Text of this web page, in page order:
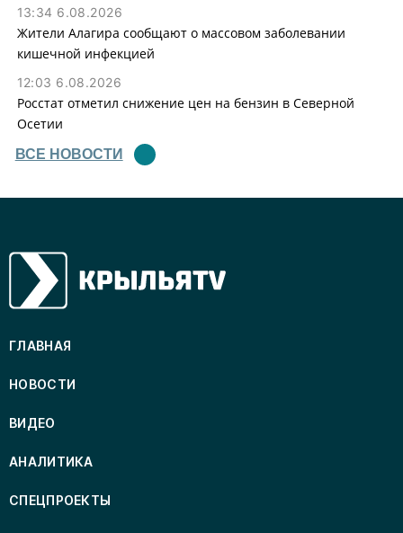
13:34 6.08.2026
Жители Алагира сообщают о массовом заболевании
кишечной инфекцией
12:03 6.08.2026
Росстат отметил снижение цен на бензин в Северной
Осетии
ВСЕ НОВОСТИ
ГЛАВНАЯ
НОВОСТИ
ВИДЕО
АНАЛИТИКА
СПЕЦПРОЕКТЫ